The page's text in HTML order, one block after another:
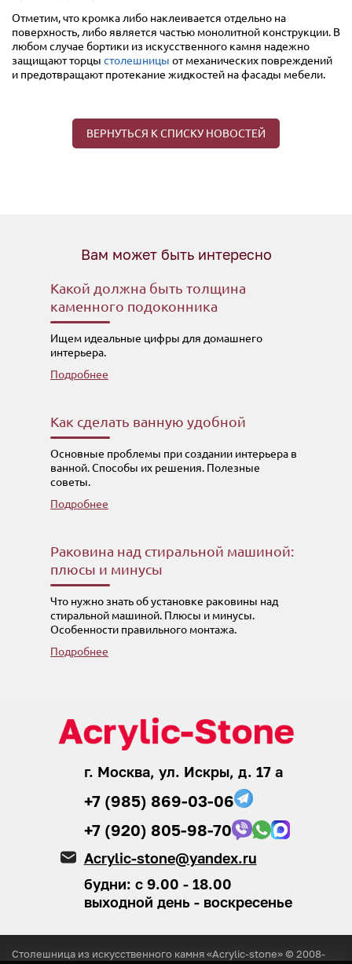
Отметим, что кромка либо наклеивается отдельно на
поверхность, либо является частью монолитной конструкции. В
любом случае бортики из искусственного камня надежно
защищают торцы столешницы от механических повреждений
и предотвращают протекание жидкостей на фасады мебели.
ВЕРНУТЬСЯ К СПИСКУ НОВОСТЕЙ
Вам может быть интересно
Какой должна быть толщина
каменного подоконника
Ищем идеальные цифры для домашнего
интерьера.
Подробнее
Как сделать ванную удобной
Основные проблемы при создании интерьера в
ванной. Способы их решения. Полезные
советы.
Подробнее
Раковина над стиральной машиной:
плюсы и минусы
Что нужно знать об установке раковины над
стиральной машиной. Плюсы и минусы.
Особенности правильного монтажа.
Подробнее
г. Москва, ул. Искры, д. 17 а
+7 (985) 869-03-06
+7 (920) 805-98-70
Acrylic-stone@yandex.ru
будни: с 9.00 - 18.00
выходной день - воскресенье
Столешница из искусственного камня «Acrylic-stone» © 2008-